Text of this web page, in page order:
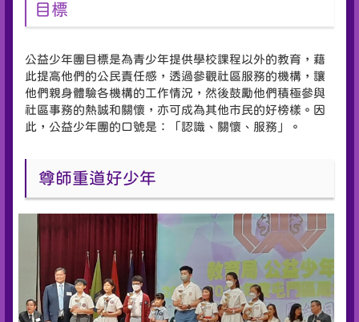
目標
公益少年團目標是為青少年提供學校課程以外的教育，藉
此提高他們的公民責任感，透過參觀社區服務的機構，讓
他們親身體驗各機構的工作情況，然後鼓勵他們積極參與
社區事務的熱誠和關懷，亦可成為其他市民的好榜樣。因
此，公益少年團的口號是：「認識、關懷、服務」。
尊師重道好少年